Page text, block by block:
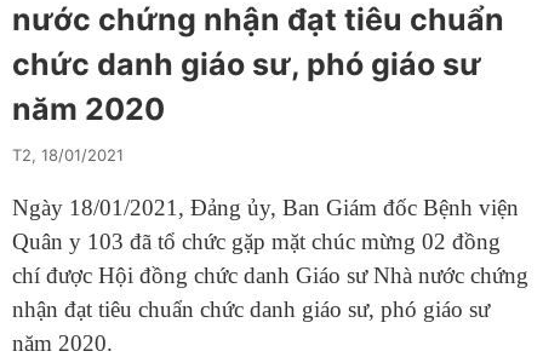
nước chứng nhận đạt tiêu chuẩn
chức danh giáo sư, phó giáo sư
năm 2020
T2, 18/01/2021
Ngày 18/01/2021, Đảng ủy, Ban Giám đốc Bệnh viện
Quân y 103 đã tổ chức gặp mặt chúc mừng 02 đồng
chí được Hội đồng chức danh Giáo sư Nhà nước chứng
nhận đạt tiêu chuẩn chức danh giáo sư, phó giáo sư
năm 2020.